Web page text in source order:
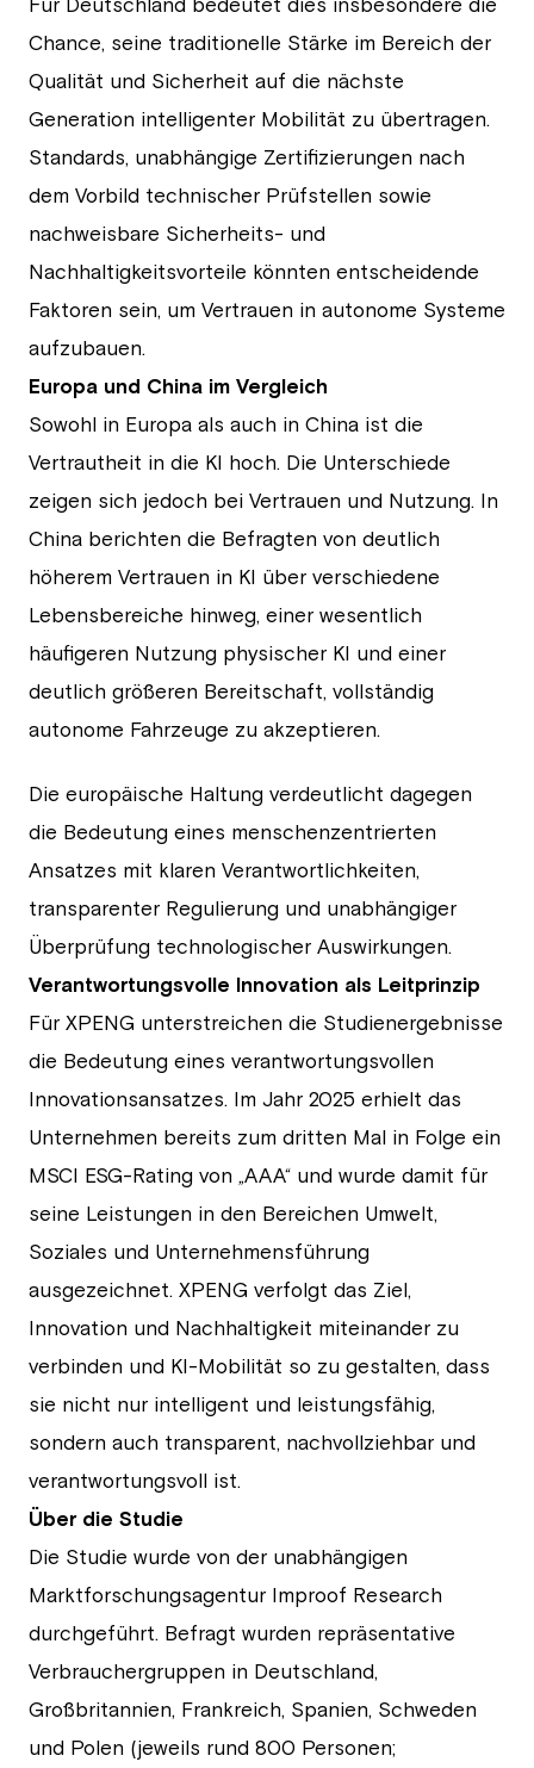
Für Deutschland bedeutet dies insbesondere die
Chance, seine traditionelle Stärke im Bereich der
Qualität und Sicherheit auf die nächste
Generation intelligenter Mobilität zu übertragen.
Standards, unabhängige Zertifizierungen nach
dem Vorbild technischer Prüfstellen sowie
nachweisbare Sicherheits- und
Nachhaltigkeitsvorteile könnten entscheidende
Faktoren sein, um Vertrauen in autonome Systeme
aufzubauen.
Europa und China im Vergleich
Sowohl in Europa als auch in China ist die
Vertrautheit in die KI hoch. Die Unterschiede
zeigen sich jedoch bei Vertrauen und Nutzung. In
China berichten die Befragten von deutlich
höherem Vertrauen in KI über verschiedene
Lebensbereiche hinweg, einer wesentlich
häufigeren Nutzung physischer KI und einer
deutlich größeren Bereitschaft, vollständig
autonome Fahrzeuge zu akzeptieren.
Die europäische Haltung verdeutlicht dagegen
die Bedeutung eines menschenzentrierten
Ansatzes mit klaren Verantwortlichkeiten,
transparenter Regulierung und unabhängiger
Überprüfung technologischer Auswirkungen.
Verantwortungsvolle Innovation als Leitprinzip
Für XPENG unterstreichen die Studienergebnisse
die Bedeutung eines verantwortungsvollen
Innovationsansatzes. Im Jahr 2025 erhielt das
Unternehmen bereits zum dritten Mal in Folge ein
MSCI ESG-Rating von „AAA“ und wurde damit für
seine Leistungen in den Bereichen Umwelt,
Soziales und Unternehmensführung
ausgezeichnet. XPENG verfolgt das Ziel,
Innovation und Nachhaltigkeit miteinander zu
verbinden und KI-Mobilität so zu gestalten, dass
sie nicht nur intelligent und leistungsfähig,
sondern auch transparent, nachvollziehbar und
verantwortungsvoll ist.
Über die Studie
Die Studie wurde von der unabhängigen
Marktforschungsagentur Improof Research
durchgeführt. Befragt wurden repräsentative
Verbrauchergruppen in Deutschland,
Großbritannien, Frankreich, Spanien, Schweden
und Polen (jeweils rund 800 Personen;